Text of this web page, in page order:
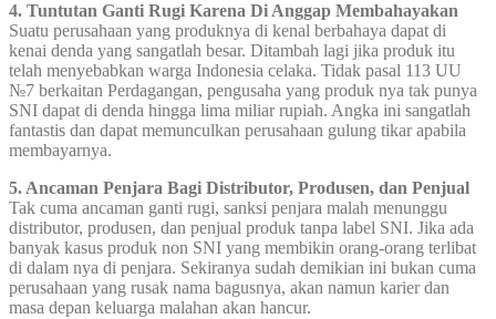
4. Tuntutan Ganti Rugi Karena Di Anggap Membahayakan
Suatu perusahaan yang produknya di kenal berbahaya dapat di
kenai denda yang sangatlah besar. Ditambah lagi jika produk itu
telah menyebabkan warga Indonesia celaka. Tidak pasal 113 UU
№7 berkaitan Perdagangan, pengusaha yang produk nya tak punya
SNI dapat di denda hingga lima miliar rupiah. Angka ini sangatlah
fantastis dan dapat memunculkan perusahaan gulung tikar apabila
membayarnya.
5. Ancaman Penjara Bagi Distributor, Produsen, dan Penjual
Tak cuma ancaman ganti rugi, sanksi penjara malah menunggu
distributor, produsen, dan penjual produk tanpa label SNI. Jika ada
banyak kasus produk non SNI yang membikin orang-orang terlibat
di dalam nya di penjara. Sekiranya sudah demikian ini bukan cuma
perusahaan yang rusak nama bagusnya, akan namun karier dan
masa depan keluarga malahan akan hancur.